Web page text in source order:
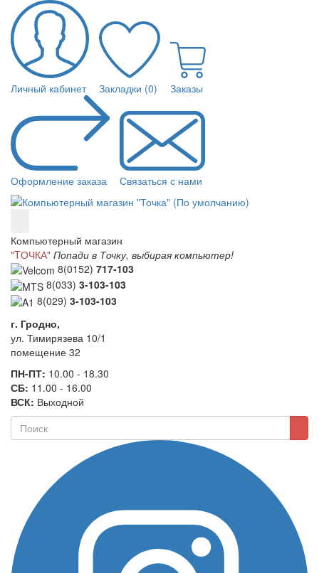
Личный кабинет Закладки (0) Заказы
Оформление заказа Связаться с нами
Компьютерный магазин
"TОЧКА" Попади в Точку, выбирая компьютер!
8(0152) 717-103
8(033) 3-103-103
8(029) 3-103-103
г. Гродно,
ул. Тимирязева 10/1
помещение 32
ПН-ПТ: 10.00 - 18.30
СБ: 11.00 - 16.00
ВСК: Выходной